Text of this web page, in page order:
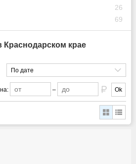
26
69
Краснодарском крае
По дате
– Ok